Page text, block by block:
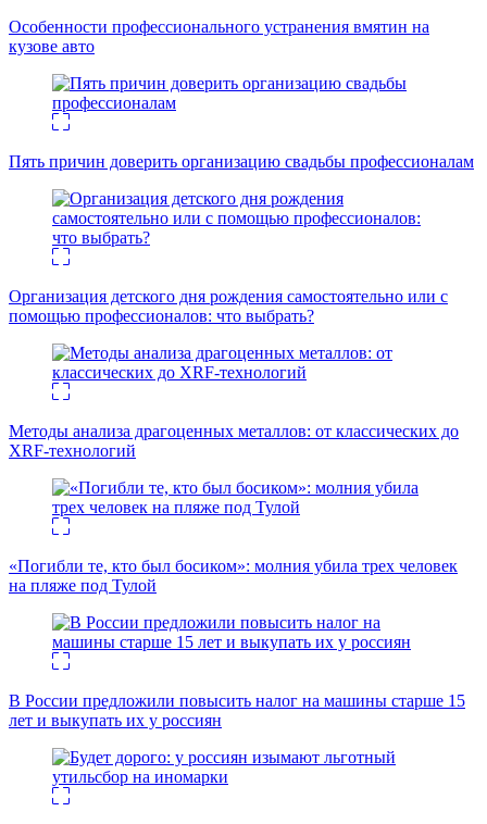
Особенности профессионального устранения вмятин на
кузове авто
Пять причин доверить организацию свадьбы профессионалам
Организация детского дня рождения самостоятельно или с
помощью профессионалов: что выбрать?
Методы анализа драгоценных металлов: от классических до
XRF-технологий
«Погибли те, кто был босиком»: молния убила трех человек
на пляже под Тулой
В России предложили повысить налог на машины старше 15
лет и выкупать их у россиян